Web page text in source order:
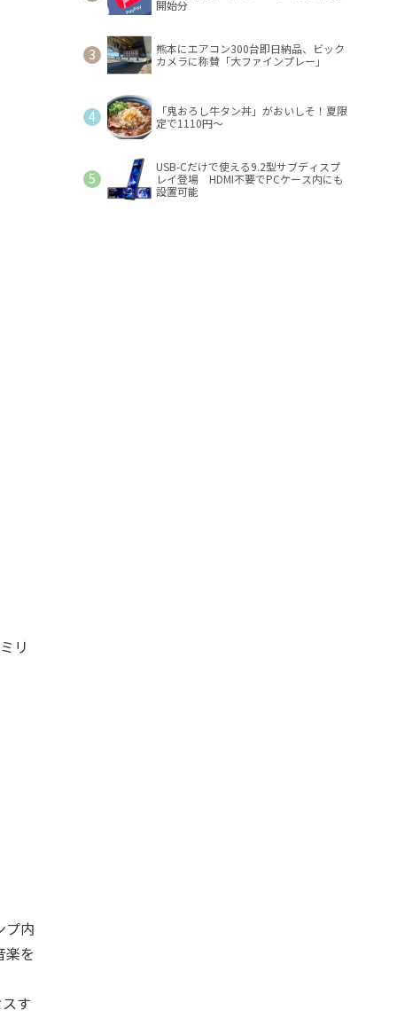
リ
プ内
楽を
す
開始分
熊本にエアコン300台即日納品、ビック
カメラに称賛「大ファインプレー」
「鬼おろし牛タン丼」がおいしそ！夏限
定で1110円～
USB-Cだけで使える9.2型サブディスプ
レイ登場 HDMI不要でPCケース内にも
設置可能